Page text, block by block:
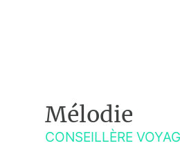
Mélodie
CONSEILLÈRE